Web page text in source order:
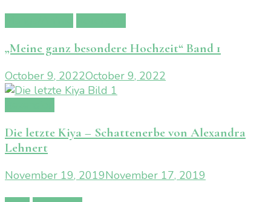
„Meine ganz besondere Hochzeit“ Band 1
October 9, 2022October 9, 2022
Die letzte Kiya – Schattenerbe von Alexandra
Lehnert
November 19, 2019November 17, 2019